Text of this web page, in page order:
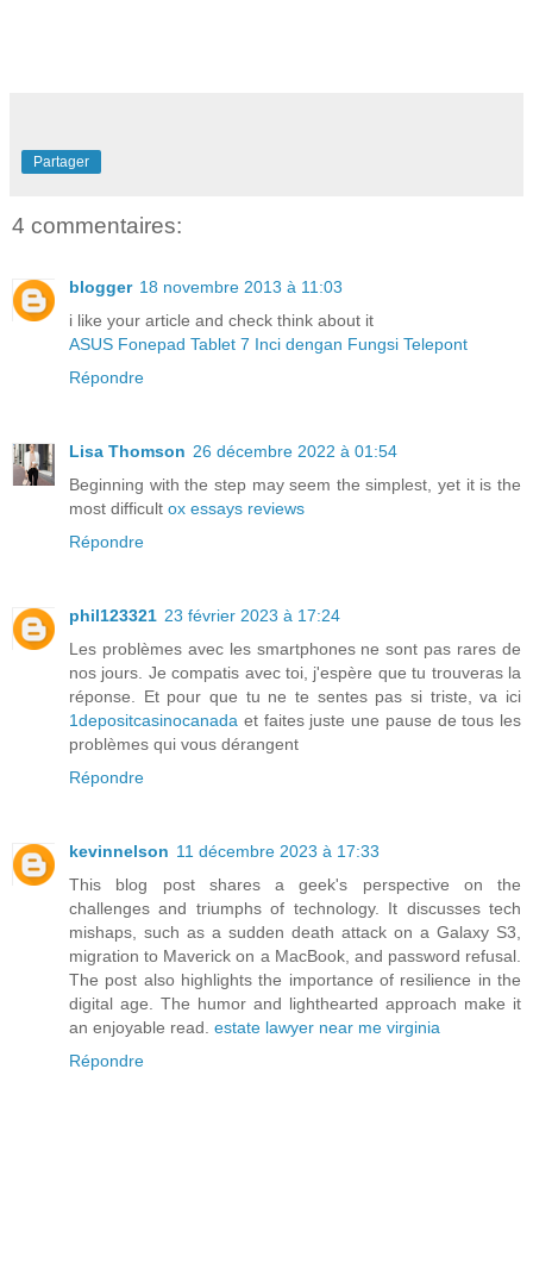
Partager
4 commentaires:
blogger 18 novembre 2013 à 11:03
i like your article and check think about it
ASUS Fonepad Tablet 7 Inci dengan Fungsi Telepont
Répondre
Lisa Thomson 26 décembre 2022 à 01:54
Beginning with the step may seem the simplest, yet it is the
most difficult ox essays reviews
Répondre
phil123321 23 février 2023 à 17:24
Les problèmes avec les smartphones ne sont pas rares de
nos jours. Je compatis avec toi, j'espère que tu trouveras la
réponse. Et pour que tu ne te sentes pas si triste, va ici
1depositcasinocanada et faites juste une pause de tous les
problèmes qui vous dérangent
Répondre
kevinnelson 11 décembre 2023 à 17:33
This blog post shares a geek's perspective on the
challenges and triumphs of technology. It discusses tech
mishaps, such as a sudden death attack on a Galaxy S3,
migration to Maverick on a MacBook, and password refusal.
The post also highlights the importance of resilience in the
digital age. The humor and lighthearted approach make it
an enjoyable read. estate lawyer near me virginia
Répondre